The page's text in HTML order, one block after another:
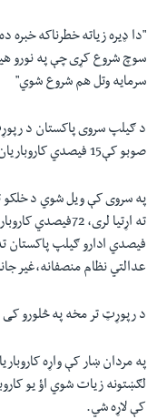
"دا ډیره زیاته خطرناکه
سوچ شروع کړی چې په نورو
سرمایه وتل هم شروع شوي"
د ګیلپ سروی پاکستان د
صوبو کې15 فیصدي کاروباریان وایي د پاکستان اقتصاد په غلطه لاره روان دی .
په سروی کې ویل شوي د خلکو
فیصدي ادارو ګیلپ پاکستان
عدالتي نظام منصفانه،غیر
د رپوړټ تر مخه په څلورو کی
په مردان ښار کې واړه
لګښتونه زیات شوي اؤ یو
کې لاړه شي.